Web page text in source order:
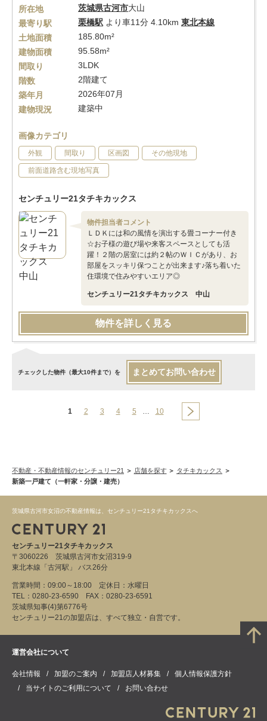
所在地 茨城県古河市大山
最寄り駅
栗橋駅 より車11分 4.10km 東北本線
土地面積
185.80m²
建物面積
95.58m²
間取り
3LDK
階数
2階建て
築年月
2026年07月
建物現況
建築中
画像カテゴリ
外観 間取り 区画図 その他現地
前面道路含む現地写真
センチュリー21タチキカックス
物件担当者コメント
ＬＤＫには和の風情を演出する畳コーナー付き
☆お子様の遊び場や来客スペースとしても活
躍！２階の居室には約２帖のＷＩＣがあり、お
部屋をスッキリ保つことが出来ます♪落ち着いた
住環境で住みやすいエリア◎
センチュリー21タチキカックス 中山
物件を詳しく見る
チェックした物件（最大10件まで）を まとめてお問い合わせ
1 2 3 4 5 … 10
不動産・不動産情報のセンチュリー21 店舗を探す
タチキカックス
新築一戸建て（一軒家・分譲・建売）
茨城県古河市女沼の不動産情報は、センチュリー21タチキカックスへ
センチュリー21タチキカックス
〒3060226 茨城県古河市女沼319-9
東北本線「古河駅」 バス26分
営業時間：09:00～18:00 定休日：水曜日
TEL：0280-23-6590 FAX：0280-23-6591
茨城県知事(4)第6776号
センチュリー21の加盟店は、すべて独立・自営です。
運営会社について
会社情報 加盟のご案内 加盟店人材募集
個人情報保護方針
当サイトのご利用について
お問い合わせ